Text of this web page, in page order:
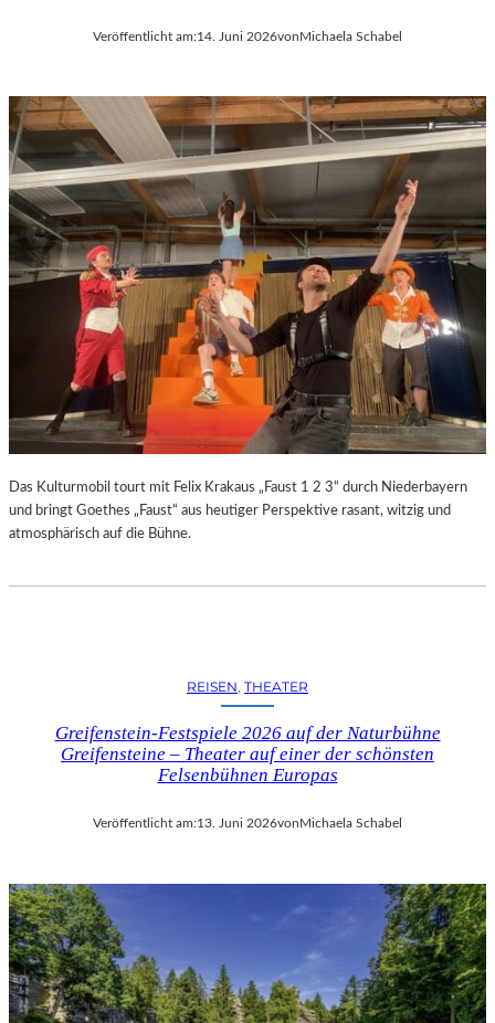
Veröffentlicht am:14. Juni 2026vonMichaela Schabel
Das Kulturmobil tourt mit Felix Krakaus „Faust 1 2 3“ durch Niederbayern
und bringt Goethes „Faust“ aus heutiger Perspektive rasant, witzig und
atmosphärisch auf die Bühne.
REISEN, THEATER
Greifenstein-Festspiele 2026 auf der Naturbühne
Greifensteine – Theater auf einer der schönsten
Felsenbühnen Europas
Veröffentlicht am:13. Juni 2026von Michaela Schabel